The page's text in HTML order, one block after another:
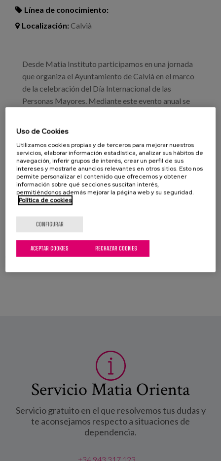
Blog
Trabaja con nosotros
Canal de denuncias
Línea de conocimiento:
Localización:Calvià
Desde Matia Instituto participamos en una jornada
que organiza el Ayuntamiento de Calvià en el marco
de la celebración del Día Internacional de las
Personas Mayores. Mediante este evento anual se
temas de actualidad que repercuten en su bienestar.
A la vez se pretende mantener un espacio
comunitario de encuentro para celebrar el día
dedicado a las personas mayores del municipio.
Más info e inscripciones
Profesionales
Leer mássobre IV Jornada del Día de las Personas Mayores
Servicio Matia Orienta
Servicio gratuito en el que resolvemos tus dudas y
te aconsejamos respecto a situaciones de
dependencia.
Uso de Cookies
Utilizamos cookies propias y de terceros para mejorar nuestros
servicios, elaborar información estadística, analizar sus hábitos de
navegación, inferir grupos de interés, crear un perfil de sus
intereses y mostrarle anuncios relevantes en otros sitios. Esto nos
permite personalizar el contenido que ofrecemos y obtener
información sobre qué secciones suscitan interés,
permitiéndonos además mejorar la página web y su seguridad.
Política de cookies
CONFIGURAR
RECHAZAR COOKIES
ACEPTAR COOKIES